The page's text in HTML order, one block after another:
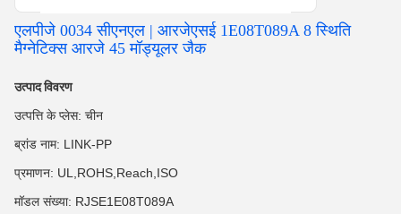
एलपीजे 0034 सीएनएल | आरजेएसई 1E08T089A 8 स्थिति
मैग्नेटिक्स आरजे 45 मॉड्यूलर जैक
उत्पाद विवरण
उत्पत्ति के प्लेस: चीन
ब्रांड नाम: LINK-PP
प्रमाणन: UL,ROHS,Reach,ISO
मॉडल संख्या: RJSE1E08T089A